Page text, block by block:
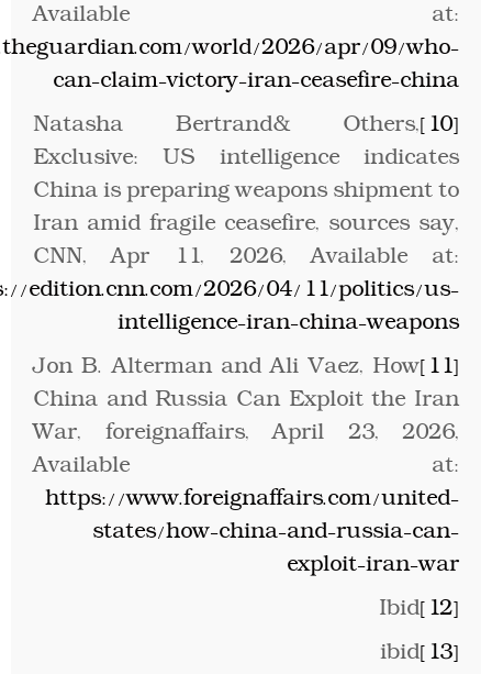
Available at:
world/2026/apr/09/who-
can-claim-victory-iran-ceasefire-china
[10]
Natasha Bertrand& Others,
Exclusive: US intelligence indicates
China is preparing weapons shipment to
Iran amid fragile ceasefire, sources say,
CNN, Apr 11, 2026, Available at:
edition.cnn.com/2026/04/11/politics/us-
intelligence-iran-china-weapons
[11]
Jon B. Alterman and Ali Vaez, How
China and Russia Can Exploit the Iran
War, foreignaffairs, April 23, 2026,
Available at:
https://www.foreignaffairs.com/united-
states/how-china-and-russia-can-
exploit-iran-war
[12]
Ibid
[13]
ibid